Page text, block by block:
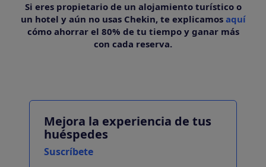
Si eres propietario de un alojamiento turístico o
un hotel y aún no usas Chekin, te explicamos aquí
cómo ahorrar el 80% de tu tiempo y ganar más
con cada reserva.
Mejora la experiencia de tus
huéspedes
Suscríbete